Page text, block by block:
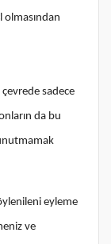
olmasından
sadece
da bu
eyleme
ve